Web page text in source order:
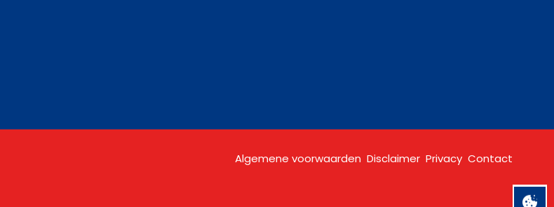
Algemene voorwaarden Disclaimer Privacy Contact